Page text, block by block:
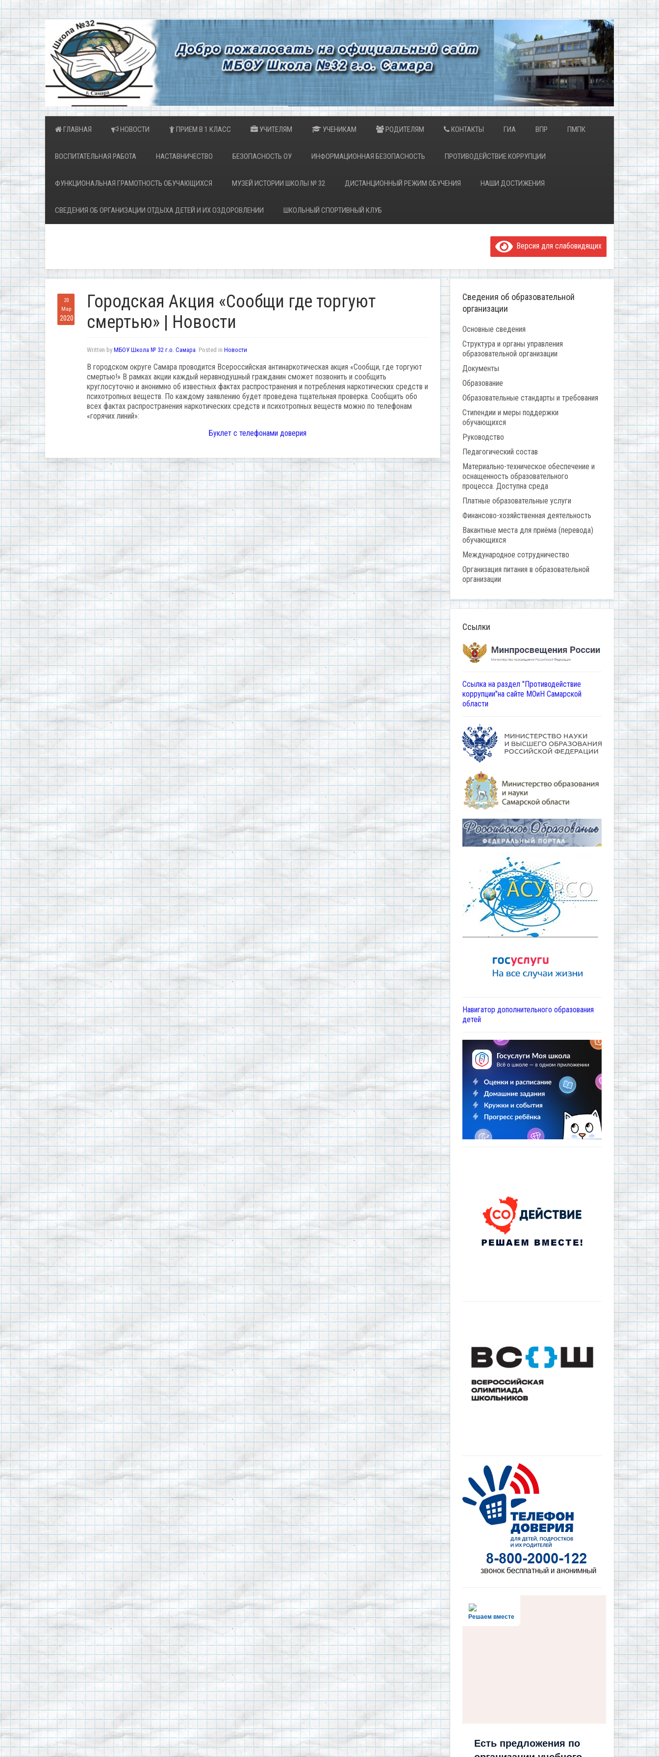
ГЛАВНАЯ НОВОСТИ ПРИЕМ В 1 КЛАСС УЧИТЕЛЯМ УЧЕНИКАМ РОДИТЕЛЯМ КОНТАКТЫ ГИА ВПР ПМПК
ВОСПИТАТЕЛЬНАЯ РАБОТА НАСТАВНИЧЕСТВО БЕЗОПАСНОСТЬ ОУ ИНФОРМАЦИОННАЯ БЕЗОПАСНОСТЬ ПРОТИВОДЕЙСТВИЕ КОРРУПЦИИ
ФУНКЦИОНАЛЬНАЯ ГРАМОТНОСТЬ ОБУЧАЮЩИХСЯ МУЗЕЙ ИСТОРИИ ШКОЛЫ № 32 ДИСТАНЦИОННЫЙ РЕЖИМ ОБУЧЕНИЯ НАШИ ДОСТИЖЕНИЯ
СВЕДЕНИЯ ОБ ОРГАНИЗАЦИИ ОТДЫХА ДЕТЕЙ И ИХ ОЗДОРОВЛЕНИИ ШКОЛЬНЫЙ СПОРТИВНЫЙ КЛУБ
Версия для слабовидящих
20
Мар
2020
Городская Акция «Сообщи где торгуют
смертью» | Новости
Written by МБОУ Школа № 32 г.о. Самара. Posted in Новости
В городском округе Самара проводится Всероссийская антинаркотическая акция «Сообщи, где торгуют
смертью!» В рамках акции каждый неравнодушный гражданин сможет позвонить и сообщить
круглосуточно и анонимно об известных фактах распространения и потребления наркотических средств и
психотропных веществ. По каждому заявлению будет проведена тщательная проверка. Сообщить обо
всех фактах распространения наркотических средств и психотропных веществ можно по телефонам
«горячих линий»:
Буклет с телефонами доверия
Сведения об образовательной
организации
Основные сведения
Структура и органы управления
образовательной организации
Документы
Образование
Образовательные стандарты и требования
Стипендии и меры поддержки
обучающихся
Руководство
Педагогический состав
Материально-техническое обеспечение и
оснащенность образовательного
процесса. Доступна среда
Платные образовательные услуги
Финансово-хозяйственная деятельность
Вакантные места для приёма (перевода)
обучающихся
Международное сотрудничество
Организация питания в образовательной
организации
Ссылки
Ссылка на раздел "Противодействие
коррупции"на сайте МОиН Самарской
области
Навигатор дополнительного образования
детей
Решаем вместе
Есть предложения по